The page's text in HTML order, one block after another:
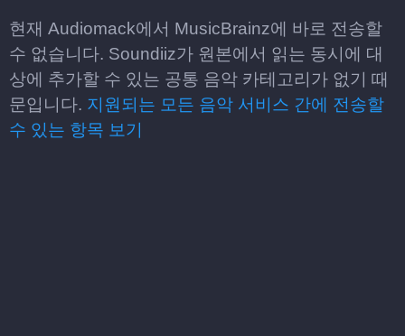
현재 Audiomack에서 MusicBrainz에 바로 전송할
수 없습니다. Soundiiz가 원본에서 읽는 동시에 대
상에 추가할 수 있는 공통 음악 카테고리가 없기 때
문입니다. 지원되는 모든 음악 서비스 간에 전송할
수 있는 항목 보기